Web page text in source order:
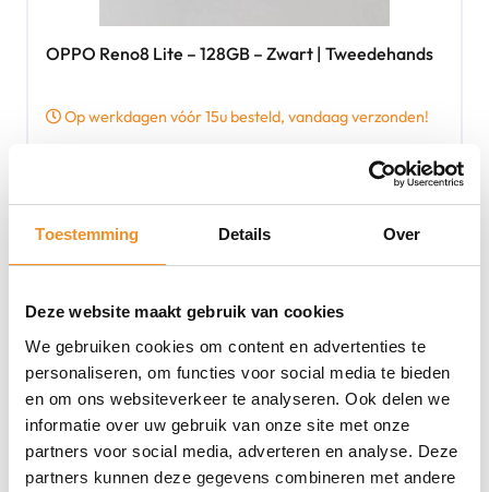
Toestemming Details Over
Deze website maakt gebruik van cookies
We gebruiken cookies om content en advertenties te
personaliseren, om functies voor social media te bieden
en om ons websiteverkeer te analyseren. Ook delen we
informatie over uw gebruik van onze site met onze
partners voor social media, adverteren en analyse. Deze
partners kunnen deze gegevens combineren met andere
OPPO Reno8 Lite – 128GB – Zwart | Tweedehands
Op werkdagen vóór 15u besteld, vandaag verzonden!
Toevoegen aan winkelwagen